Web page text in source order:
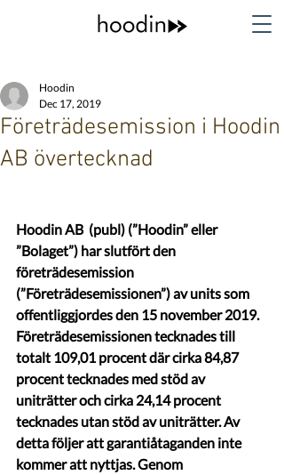
Företrädesemission i Hoodin
AB övertecknad
Hoodin
Dec 17, 2019
Hoodin AB  (publ) (”Hoodin” eller
”Bolaget”) har slutfört den
företrädesemission
(”Företrädesemissionen”) av units som
offentliggjordes den 15 november 2019.
Företrädesemissionen tecknades till
totalt 109,01 procent där cirka 84,87
procent tecknades med stöd av
uniträtter och cirka 24,14 procent
tecknades utan stöd av uniträtter. Av
detta följer att garantiåtaganden inte
kommer att nyttjas. Genom